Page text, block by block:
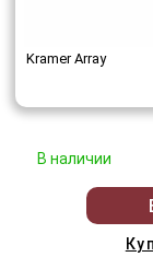
Kramer Array
В наличии